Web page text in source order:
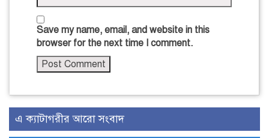
Save my name, email, and website in this
browser for the next time I comment.
এ ক্যাটাগরীর আরো সংবাদ